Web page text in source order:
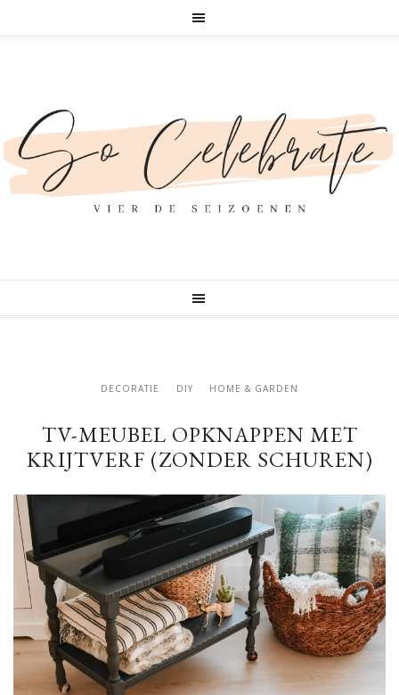
DECORATIE DIY HOME & GARDEN
TV-MEUBEL OPKNAPPEN MET
KRIJTVERF (ZONDER SCHUREN)